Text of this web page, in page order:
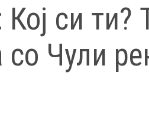
си ти?
со Чули